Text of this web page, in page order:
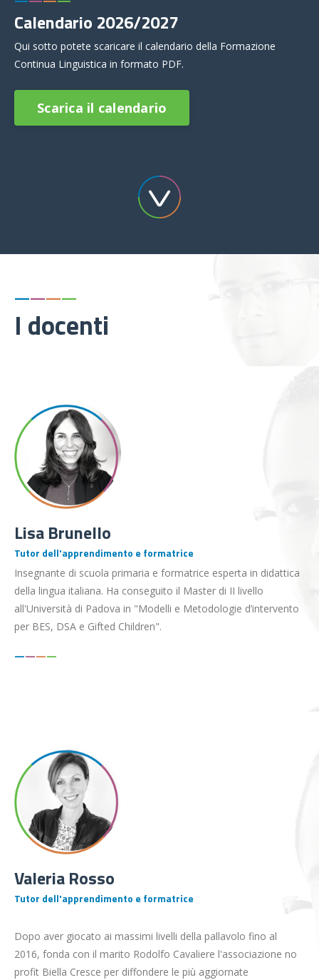
Calendario 2026/2027
Qui sotto potete scaricare il calendario della Formazione
Continua Linguistica in formato PDF.
Scarica il calendario
————
I docenti
Lisa Brunello
Tutor dell'apprendimento e formatrice
Insegnante di scuola primaria e formatrice esperta in didattica
della lingua italiana. Ha conseguito il Master di II livello
all'Università di Padova in "Modelli e Metodologie d’intervento
per BES, DSA e Gifted Children".
————
Valeria Rosso
Tutor dell'apprendimento e formatrice
Dopo aver giocato ai massimi livelli della pallavolo fino al
2016, fonda con il marito Rodolfo Cavaliere l'associazione no
profit Biella Cresce per diffondere le più aggiornate